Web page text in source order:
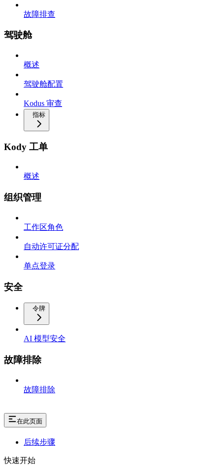
故障排查
驾驶舱
概述
驾驶舱配置
Kodus 审查
指标
Kody 工单
概述
组织管理
工作区角色
自动许可证分配
单点登录
安全
令牌
AI 模型安全
故障排除
故障排除
在此页面
后续步骤
快速开始